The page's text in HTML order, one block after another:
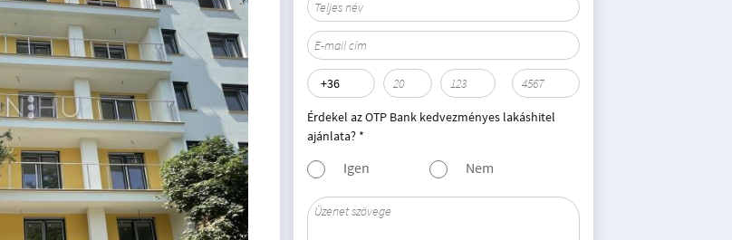
Érdekel az OTP Bank kedvezményes lakáshitel
ajánlata? *
Igen Nem